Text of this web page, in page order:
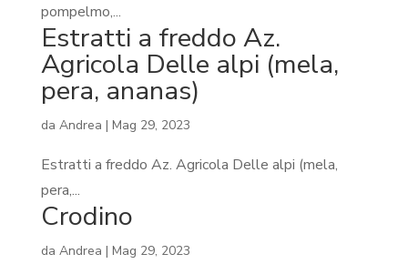
pompelmo,...
Estratti a freddo Az.
Agricola Delle alpi (mela,
pera, ananas)
da Andrea | Mag 29, 2023
Estratti a freddo Az. Agricola Delle alpi (mela,
pera,...
Crodino
da Andrea | Mag 29, 2023